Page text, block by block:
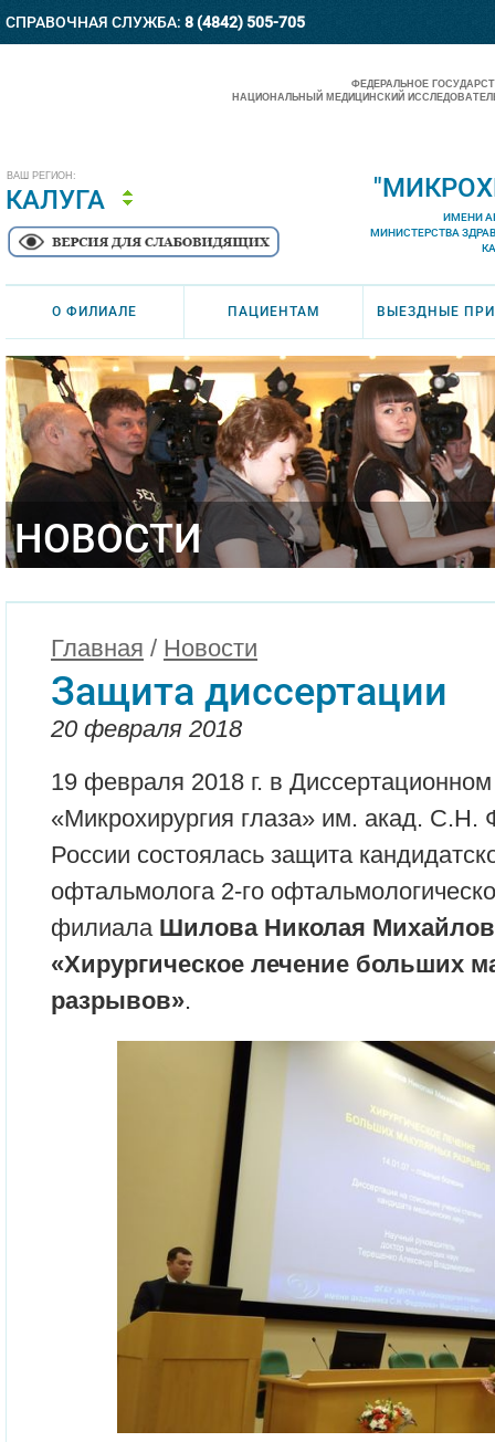
СПРАВОЧНАЯ СЛУЖБА: 8 (4842) 505-705
ВАШ РЕГИОН:
КАЛУГА
ФЕДЕРАЛЬНОЕ
НАЦИОНАЛЬНЫЙ МЕДИЦИНСКИЙ
ИМЕНИ
МИНИСТЕРСТВА
О ФИЛИАЛЕ ПАЦИЕНТАМ ВЫЕЗДНЫЕ
НОВОСТИ
Главная / Новости
Защита диссертации
20 февраля 2018
19 февраля 2018 г. в
«Микрохирургия глаза» им. акад.
России состоялась защита
офтальмолога 2-го
филиала Шилова Николая
«Хирургическое лечение больших
разрывов».